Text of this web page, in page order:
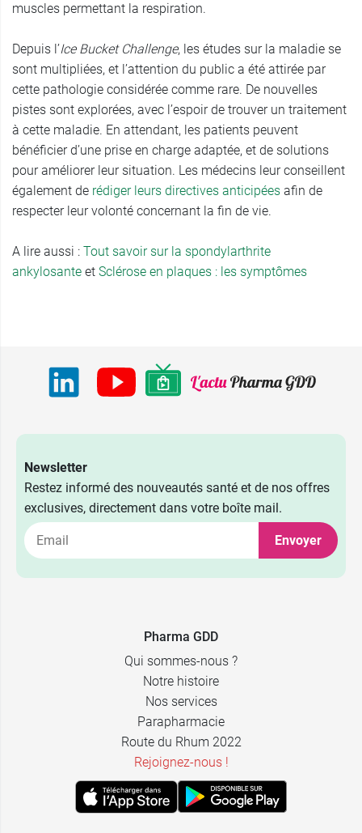
muscles permettant la respiration.
Depuis l’IceBucket Challenge, les études sur la maladie se
sont multipliées, et l’attention du public a été attirée par
cette pathologie considérée comme rare. De nouvelles
pistes sont explorées, avec l’espoir de trouver un traitement
à cette maladie. En attendant, les patients peuvent
bénéficier d’une prise en charge adaptée, et de solutions
pour améliorer leur situation. Les médecins leur conseillent
également de rédiger leurs directives anticipées afin de
respecter leur volonté concernant la fin de vie.
A lire aussi : Tout savoir sur la spondylarthrite
ankylosante et Sclérose en plaques : les symptômes
Newsletter
Restez informé des nouveautés santé et de nos offres
exclusives, directement dans votre boîte mail.
Envoyer
Pharma GDD
Qui sommes-nous ?
Notre histoire
Nos services
Parapharmacie
Route du Rhum 2022
Rejoignez-nous !